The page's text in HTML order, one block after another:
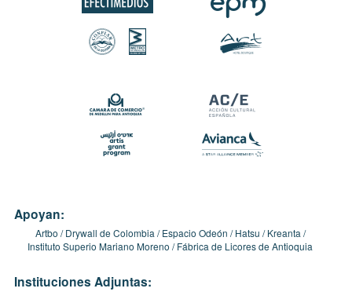
Apoyan:
Artbo Drywall de Colombia Espacio Odeón Hatsu
Kreanta
Instituto Superio Mariano Moreno
Fábrica de Licores de Antioquia
Instituciones Adjuntas: